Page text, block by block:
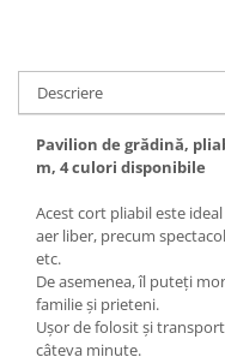
Descriere
Pavilion de grădină,
m, 4 culori disponibile
Acest cort pliabil este
aer liber, precum
etc.
De asemenea, îl puteți
familie și prieteni.
Ușor de folosit și
câteva minute.